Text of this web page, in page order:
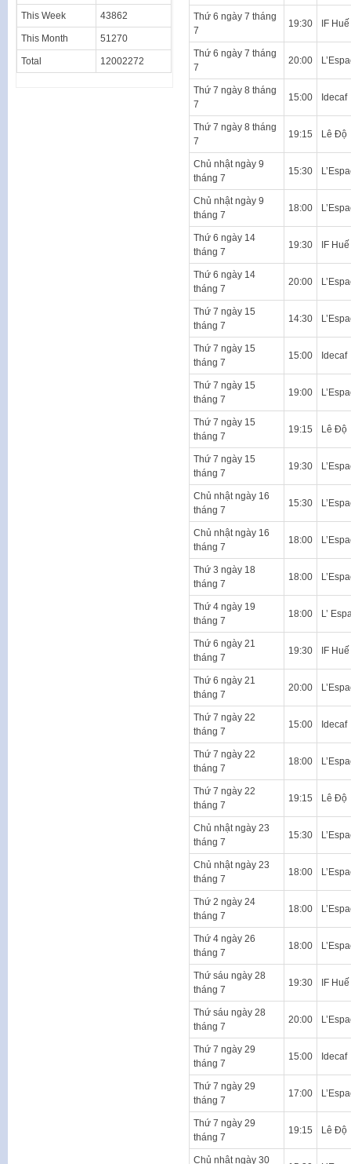
Thứ 6 ngày 7 tháng
7
19:30 IF Huế
Thứ 6 ngày 7 tháng
7
20:00
Thứ 7 ngày 8 tháng
7
15:00 Idecaf
Thứ 7 ngày 8 tháng
7
19:15 Lê Độ
Chủ nhật ngày 9
tháng 7
15:30
Chủ nhật ngày 9
tháng 7
18:00
Thứ 6 ngày 14
tháng 7
19:30 IF Huế
Thứ 6 ngày 14
tháng 7
20:00
Thứ 7 ngày 15
tháng 7
14:30
Thứ 7 ngày 15
tháng 7
15:00 Idecaf
Thứ 7 ngày 15
tháng 7
19:00
Thứ 7 ngày 15
tháng 7
19:15 Lê Độ
Thứ 7 ngày 15
tháng 7
19:30
Chủ nhật ngày 16
tháng 7
15:30
Chủ nhật ngày 16
tháng 7
18:00
Thứ 3 ngày 18
tháng 7
18:00
Thứ 4 ngày 19
tháng 7
18:00 L’
Thứ 6 ngày 21
tháng 7
19:30 IF Huế
Thứ 6 ngày 21
tháng 7
20:00
Thứ 7 ngày 22
tháng 7
15:00 Idecaf
Thứ 7 ngày 22
tháng 7
18:00
Thứ 7 ngày 22
tháng 7
19:15 Lê Độ
Chủ nhật ngày 23
tháng 7
15:30
Chủ nhật ngày 23
tháng 7
18:00
Thứ 2 ngày 24
tháng 7
18:00
Thứ 4 ngày 26
tháng 7
18:00
Thứ sáu ngày 28
tháng 7
19:30 IF Huế
Thứ sáu ngày 28
tháng 7
20:00
Thứ 7 ngày 29
tháng 7
15:00 Idecaf
Thứ 7 ngày 29
tháng 7
17:00
Thứ 7 ngày 29
tháng 7
19:15 Lê Độ
Chủ nhật ngày 30
This Week 43862
This Month 51270
Total 12002272